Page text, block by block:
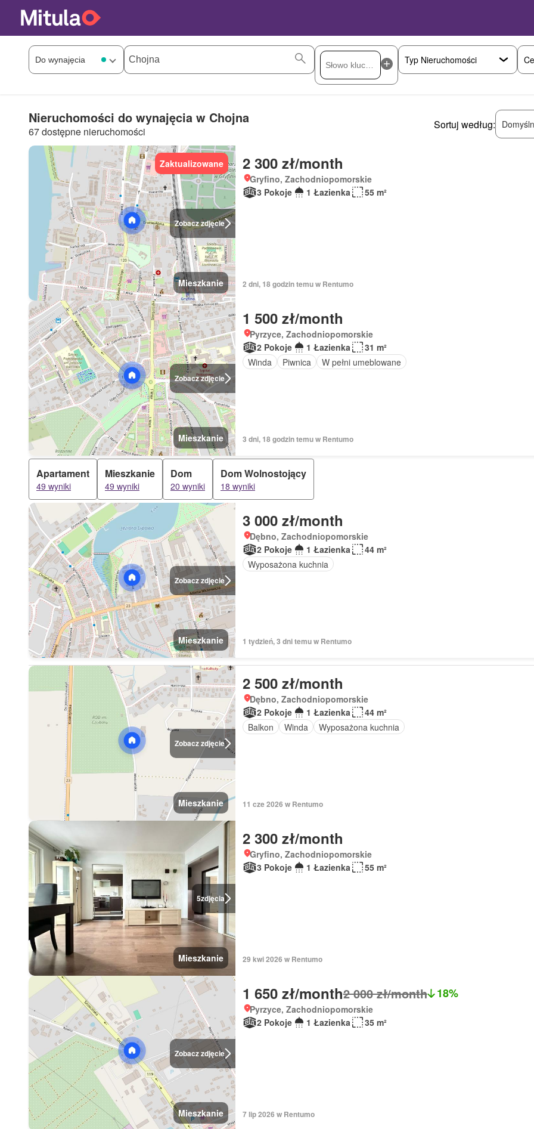
Nieruchomości do wynajęcia w Chojna
67 dostępne nieruchomości
Sortuj według:
Zobacz zdjęcie
Zaktualizowane
Mieszkanie
2 300 zł/month
Gryfino, Zachodniopomorskie
3 Pokoje
1 Łazienka 55 m²
2 dni, 18 godzin temu w Rentumo
Zobacz zdjęcie
Mieszkanie
1 500 zł/month
Pyrzyce, Zachodniopomorskie
2 Pokoje
1 Łazienka
31 m²
Winda
Piwnica W pełni umeblowane
3 dni, 18 godzin temu w Rentumo
Apartament
49 wyniki
Mieszkanie
49 wyniki
Dom
20 wyniki
Dom Wolnostojący
18 wyniki
Zobacz zdjęcie
Mieszkanie
3 000 zł/month
Dębno, Zachodniopomorskie
2 Pokoje
1 Łazienka
44 m²
Wyposażona kuchnia
1 tydzień, 3 dni temu w Rentumo
Zobacz zdjęcie
Mieszkanie
2 500 zł/month
Dębno, Zachodniopomorskie
2 Pokoje
1 Łazienka
44 m²
Balkon
Winda Wyposażona kuchnia
11 cze 2026 w Rentumo
5zdjęcia
Mieszkanie
2 300 zł/month
Gryfino, Zachodniopomorskie
3 Pokoje
1 Łazienka 55 m²
29 kwi 2026 w Rentumo
Zobacz zdjęcie
Mieszkanie
1 650 zł/month2 000 zł/month 18%
Pyrzyce, Zachodniopomorskie
2 Pokoje
1 Łazienka 35 m²
7 lip 2026 w Rentumo